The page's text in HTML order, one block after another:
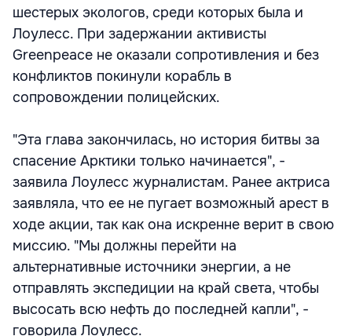
шестерых экологов, среди которых была и
Лоулесс. При задержании активисты
Greenpeace не оказали сопротивления и без
конфликтов покинули корабль в
сопровождении полицейских.
"Эта глава закончилась, но история битвы за
спасение Арктики только начинается", -
заявила Лоулесс журналистам. Ранее актриса
заявляла, что ее не пугает возможный арест в
ходе акции, так как она искренне верит в свою
миссию. "Мы должны перейти на
альтернативные источники энергии, а не
отправлять экспедиции на край света, чтобы
высосать всю нефть до последней капли", -
говорила Лоулесс.